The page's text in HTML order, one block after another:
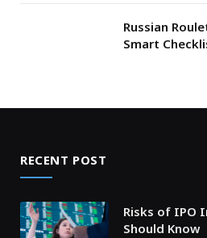
Russian
Smart
RECENT POST
Risks of IPO
Should Know